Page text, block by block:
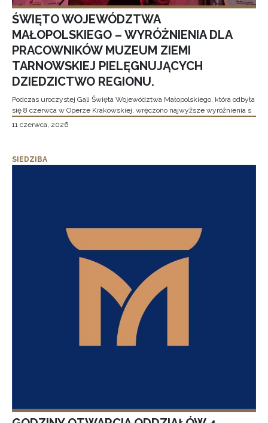
ŚWIĘTO WOJEWÓDZTWA
MAŁOPOLSKIEGO – WYRÓŻNIENIA DLA
PRACOWNIKÓW MUZEUM ZIEMI
TARNOWSKIEJ PIELĘGNUJĄCYCH
DZIEDZICTWO REGIONU.
Podczas uroczystej Gali Święta Województwa Małopolskiego, która odbyła
się 8 czerwca w Operze Krakowskiej, wręczono najwyższe wyróżnienia s
11 czerwca, 2026
SIEDZIBA